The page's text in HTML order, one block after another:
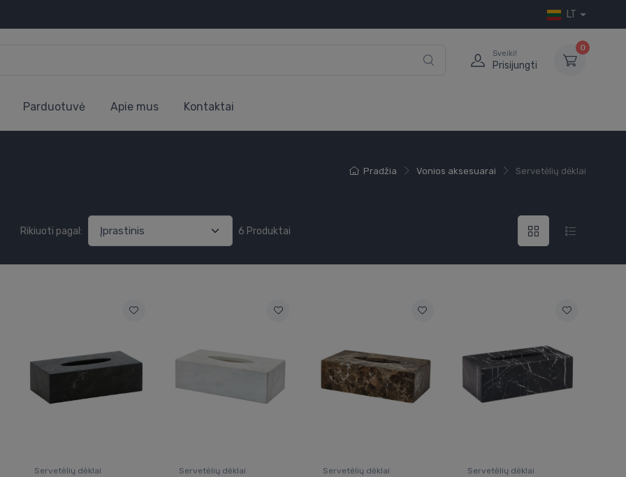
LT
Sveiki!
Prisijungti
0
Parduotuvė Apie mus Kontaktai
Pradžia Vonios aksesuarai Servetėlių dėklai
Rikiuoti pagal: 6 Produktai
Servetėlių dėklai
Servetėlių dėklai
Servetėlių dėklai
Servetėlių dėklai